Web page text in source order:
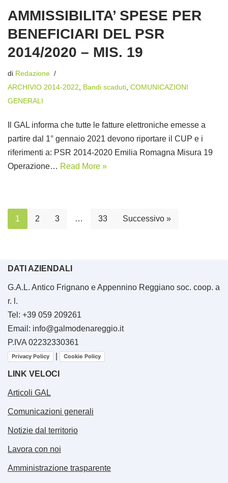
AMMISSIBILITA’ SPESE PER
BENEFICIARI DEL PSR
2014/2020 – MIS. 19
di Redazione
ARCHIVIO 2014-2022
Bandi scaduti COMUNICAZIONI
GENERALI
Il GAL informa che tutte le fatture elettroniche emesse a
partire dal 1° gennaio 2021 devono riportare il CUP e i
riferimenti a: PSR 2014-2020 Emilia Romagna Misura 19
Operazione… Read More »
1 2 3 … 33 Successivo »
DATI AZIENDALI
G.A.L. Antico Frignano e Appennino Reggiano soc. coop. a
r. l.
Tel: +39 059 209261
Email: info@galmodenareggio.it
P.IVA 02232330361
Privacy Policy Cookie Policy
LINK VELOCI
Articoli GAL
Comunicazioni generali
Notizie dal territorio
Lavora con noi
Amministrazione trasparente